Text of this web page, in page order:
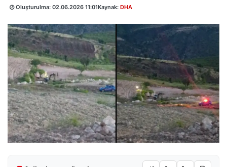
Oluşturulma: 02.06.2026 11:01Kaynak: DHA